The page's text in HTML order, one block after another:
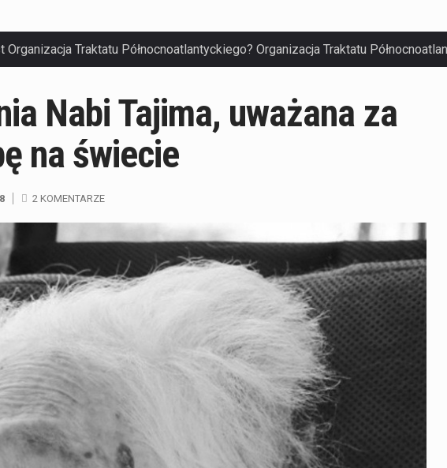
Nabi Tajima, uważana za
na świecie
2 KOMENTARZE